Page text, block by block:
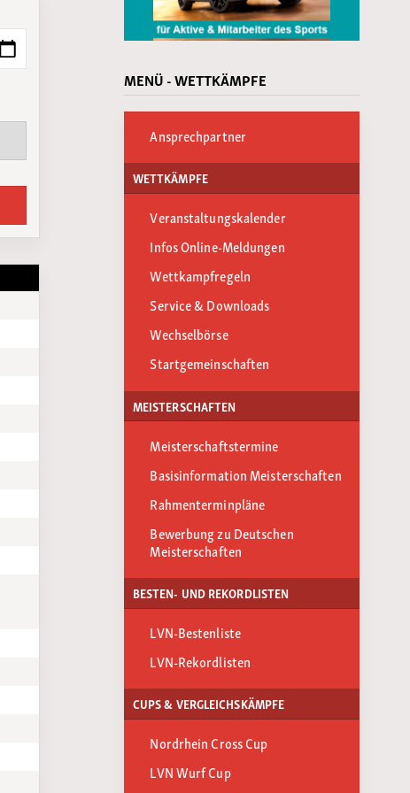
MENÜ - WETTKÄMPFE
Ansprechpartner
WETTKÄMPFE
Veranstaltungskalender
Infos Online-Meldungen
Wettkampfregeln
Service & Downloads
Wechselbörse
Startgemeinschaften
MEISTERSCHAFTEN
Meisterschaftstermine
Basisinformation Meisterschaften
Rahmenterminpläne
Bewerbung zu Deutschen
Meisterschaften
BESTEN- UND REKORDLISTEN
LVN-Bestenliste
LVN-Rekordlisten
CUPS & VERGLEICHSKÄMPFE
Nordrhein Cross Cup
LVN Wurf Cup